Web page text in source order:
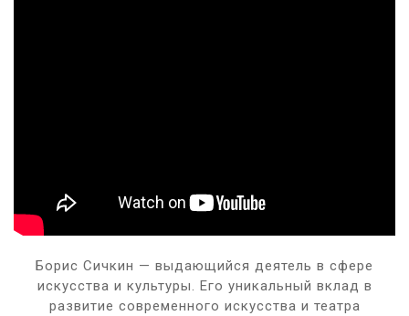
Борис Сичкин — выдающийся деятель в сфере
искусства и культуры. Его уникальный вклад в
развитие современного искусства и театра